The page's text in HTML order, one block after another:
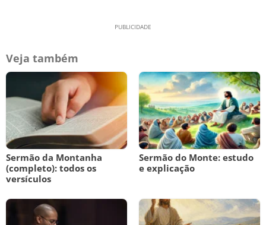
Veja também
Sermão da Montanha
(completo): todos os
versículos
Sermão do Monte: estudo
e explicação